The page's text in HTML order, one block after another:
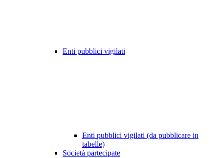
Enti pubblici vigilati
Enti pubblici vigilati (da pubblicare in
tabelle)
Società partecipate